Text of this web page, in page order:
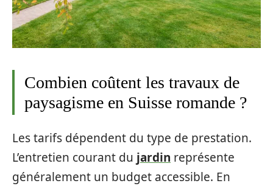
Combien coûtent les travaux de
paysagisme en Suisse romande ?
Les tarifs dépendent du type de prestation.
L’entretien courant du jardin représente
généralement un budget accessible. En